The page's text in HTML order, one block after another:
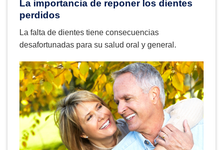
La importancia de reponer los dientes
perdidos
La falta de dientes tiene consecuencias
desafortunadas para su salud oral y general.